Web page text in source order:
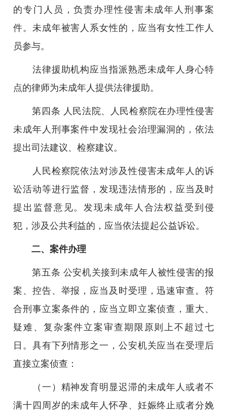
的专门人员，负责办理性侵害未成年人刑事案
件。未成年被害人系女性的，应当有女性工作人
员参与。
法律援助机构应当指派熟悉未成年人身心特
点的律师为未成年人提供法律援助。
第四条 人民法院、人民检察院在办理性侵害
未成年人刑事案件中发现社会治理漏洞的，依法
提出司法建议、检察建议。
人民检察院依法对涉及性侵害未成年人的诉
讼活动等进行监督，发现违法情形的，应当及时
提出监督意见。发现未成年人合法权益受到侵
犯，涉及公共利益的，应当依法提起公益诉讼。
二、案件办理
第五条 公安机关接到未成年人被性侵害的报
案、控告、举报，应当及时受理，迅速审查。符
合刑事立案条件的，应当立即立案侦查，重大、
疑难、复杂案件立案审查期限原则上不超过七
日。具有下列情形之一，公安机关应当在受理后
直接立案侦查：
（一）精神发育明显迟滞的未成年人或者不
满十四周岁的未成年人怀孕、妊娠终止或者分娩